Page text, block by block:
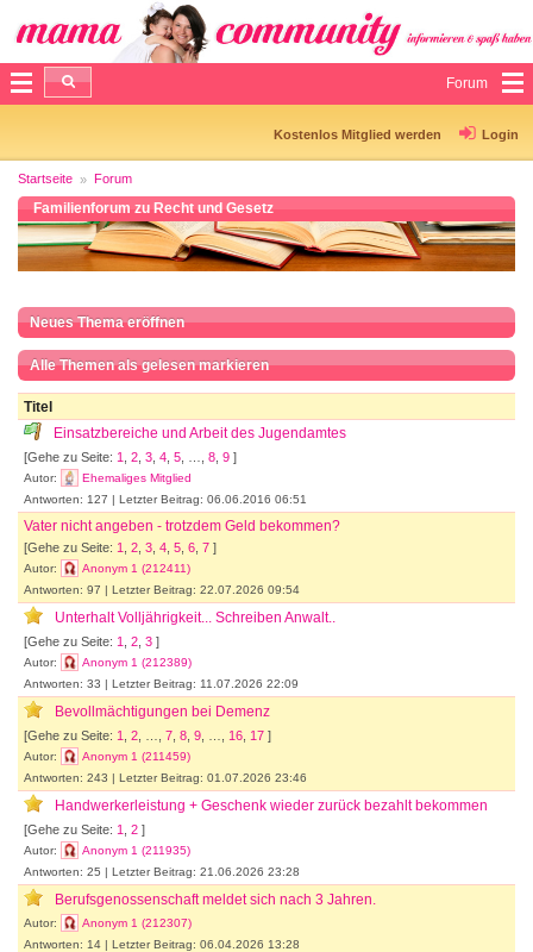
Forum
Kostenlos Mitglied werden Login
Startseite Forum
Familienforum zu Recht und Gesetz
Neues Thema eröffnen
Alle Themen als gelesen markieren
Titel
Einsatzbereiche und Arbeit des Jugendamtes
[Gehe zu Seite: 1 2 3 4 5 8 9 ]
Autor:
Ehemaliges Mitglied
Antworten: 127 | Letzter Beitrag: 06.06.2016 06:51
Vater nicht angeben - trotzdem Geld bekommen?
[Gehe zu Seite: 1 2 3 4 5 6 7 ]
Autor:
Anonym 1 (212411)
Antworten: 97 | Letzter Beitrag: 22.07.2026 09:54
Unterhalt Volljährigkeit... Schreiben Anwalt..
[Gehe zu Seite: 1 2 3 ]
Autor:
Anonym 1 (212389)
Antworten: 33 | Letzter Beitrag: 11.07.2026 22:09
Bevollmächtigungen bei Demenz
[Gehe zu Seite: 1 2 7 8 9 16 17 ]
Autor:
Anonym 1 (211459)
Antworten: 243 | Letzter Beitrag: 01.07.2026 23:46
Handwerkerleistung + Geschenk wieder zurück bezahlt bekommen
[Gehe zu Seite: 1 2 ]
Autor:
Anonym 1 (211935)
Antworten: 25 | Letzter Beitrag: 21.06.2026 23:28
Berufsgenossenschaft meldet sich nach 3 Jahren.
Autor:
Anonym 1 (212307)
Antworten: 14 | Letzter Beitrag: 06.04.2026 13:28